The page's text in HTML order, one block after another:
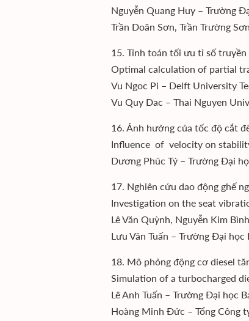
Nguyễn Quang Huy – Trường
Trần Doãn Sơn, Trần Trường
15. Tính toán tối ưu tỉ số
Optimal calculation of partial
Vu Ngoc Pi – Delft University
Vu Quy Dac – Thai Nguyen
16. Ảnh hưởng của tốc độ cắt
Influence of velocity on
Dương Phúc Tý – Trường Đại
17. Nghiên cứu dao động ghế
Investigation on the seat
Lê Văn Quỳnh, Nguyễn Kim
Lưu Văn Tuấn – Trường Đại học
18. Mô phỏng động cơ diesel
Simulation of a turbocharged
Lê Anh Tuấn – Trường Đại học
Hoàng Minh Đức – Tổng Công